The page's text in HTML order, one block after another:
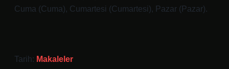
Cuma (Cuma), Cumartesi (Cumartesi), Pazar (Pazar).
Tarih: Makaleler